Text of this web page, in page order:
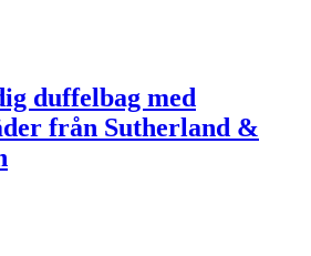
duffelbag med
från Sutherland &